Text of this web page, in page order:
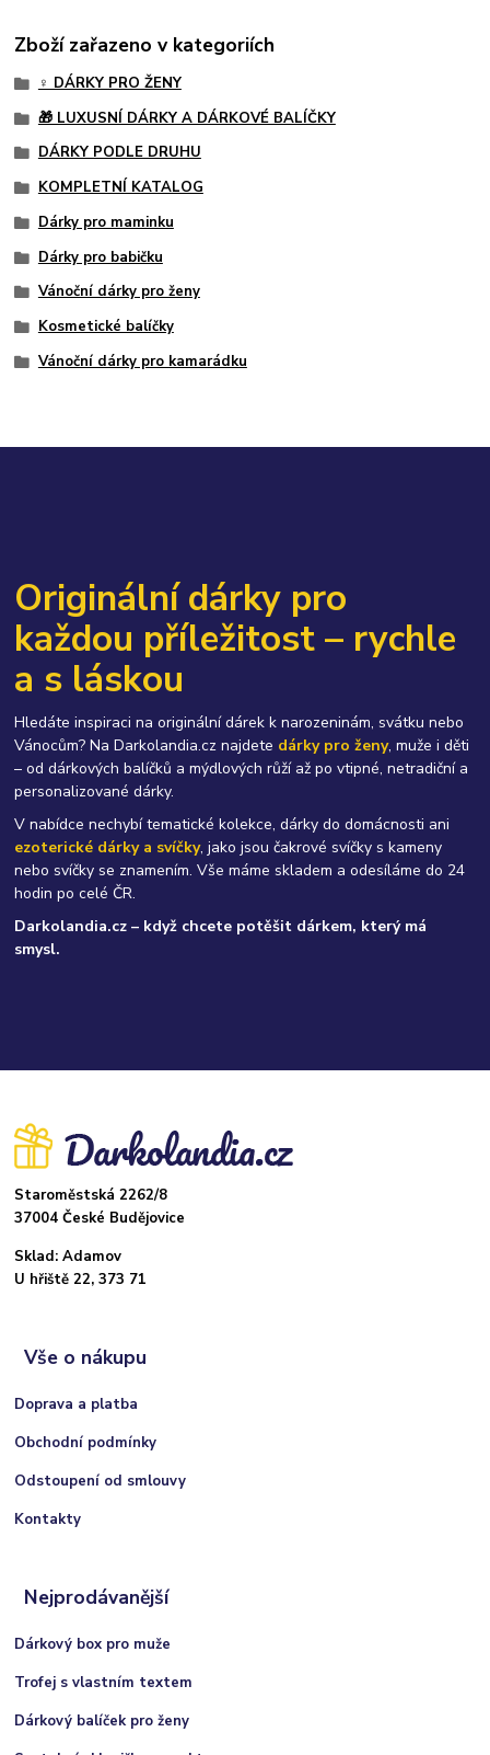
Zboží zařazeno v kategoriích
♀️ DÁRKY PRO ŽENY
🎁 LUXUSNÍ DÁRKY A DÁRKOVÉ BALÍČKY
DÁRKY PODLE DRUHU
KOMPLETNÍ KATALOG
Dárky pro maminku
Dárky pro babičku
Vánoční dárky pro ženy
Kosmetické balíčky
Vánoční dárky pro kamarádku
Originální dárky pro
každou příležitost – rychle
a s láskou
Hledáte inspiraci na originální dárek k narozeninám, svátku nebo
Vánocům? Na Darkolandia.cz najdete dárky pro ženy, muže i děti
– od dárkových balíčků a mýdlových růží až po vtipné, netradiční a
personalizované dárky.
V nabídce nechybí tematické kolekce, dárky do domácnosti ani
ezoterické dárky a svíčky, jako jsou čakrové svíčky s kameny
nebo svíčky se znamením. Vše máme skladem a odesíláme do 24
hodin po celé ČR.
Darkolandia.cz – když chcete potěšit dárkem, který má
smysl.
Staroměstská 2262/8
37004 České Budějovice
Sklad: Adamov
U hřiště 22, 373 71
Vše o nákupu
Doprava a platba
Obchodní podmínky
Odstoupení od smlouvy
Kontakty
Nejprodávanější
Dárkový box pro muže
Trofej s vlastním textem
Dárkový balíček pro ženy